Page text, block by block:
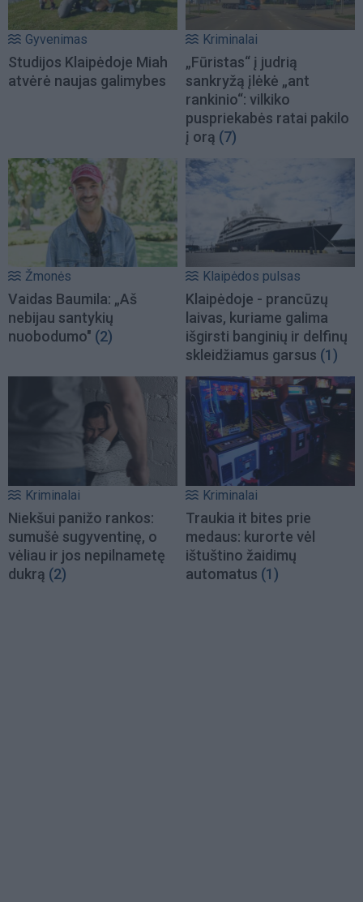
Gyvenimas
Studijos Klaipėdoje Miah
atvėrė naujas galimybes
Kriminalai
„Fūristas“ į judrią
sankryžą įlėkė „ant
rankinio“: vilkiko
puspriekabės ratai pakilo
į orą (7)
Žmonės
Vaidas Baumila: „Aš
nebijau santykių
nuobodumo" (2)
Klaipėdos pulsas
Klaipėdoje - prancūzų
laivas, kuriame galima
išgirsti banginių ir delfinų
skleidžiamus garsus (1)
Kriminalai
Niekšui panižo rankos:
sumušė sugyventinę, o
vėliau ir jos nepilnametę
dukrą (2)
Kriminalai
Traukia it bites prie
medaus: kurorte vėl
ištuštino žaidimų
automatus (1)